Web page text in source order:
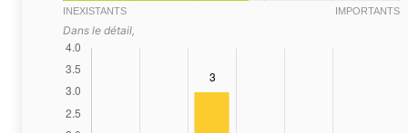
INEXISTANTS IMPORTANTS
Dans le détail,